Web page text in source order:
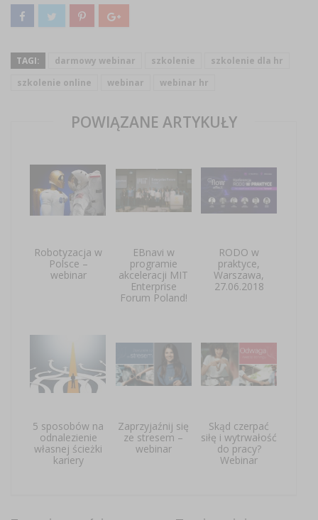
TAGI: darmowy webinar szkolenie
szkolenie dla hr
szkolenie online
webinar webinar hr
POWIĄZANE ARTYKUŁY
Robotyzacja w
Polsce –
webinar
EBnavi w
programie
akceleracji MIT
Enterprise
Forum Poland!
RODO w
praktyce,
Warszawa,
27.06.2018
5 sposobów na
odnalezienie
własnej ścieżki
kariery
Zaprzyjaźnij się
ze stresem –
webinar
Skąd czerpać
siłę i wytrwałość
do pracy?
Webinar